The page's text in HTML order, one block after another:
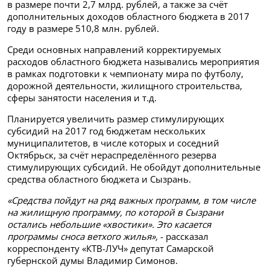
в размере почти 2,7 млрд. рублей, а также за счёт
дополнительных доходов областного бюджета в 2017
году в размере 510,8 млн. рублей.
Среди основных направлений корректируемых
расходов областного бюджета назывались мероприятия
в рамках подготовки к чемпионату мира по футболу,
дорожной деятельности, жилищного строительства,
сферы занятости населения и т.д.
Планируется увеличить размер стимулирующих
субсидий на 2017 год бюджетам нескольких
муниципалитетов, в числе которых и соседний
Октябрьск, за счёт нераспределённого резерва
стимулирующих субсидий. Не обойдут дополнительные
средства областного бюджета и Сызрань.
«Средства пойдут на ряд важных программ, в том числе
на жилищную программу, по которой в Сызрани
остались небольшие «хвостики». Это касается
программы сноса ветхого жилья», - рассказал
корреспонденту «КТВ-ЛУЧ» депутат Самарской
губернской думы Владимир Симонов.